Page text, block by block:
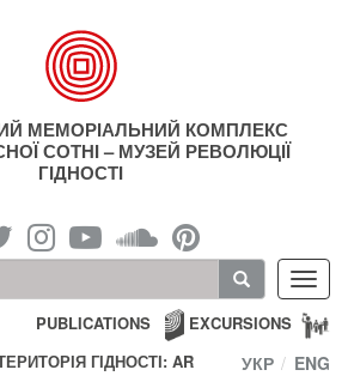
МЕМОРІАЛЬНИЙ КОМПЛЕКС
СОТНІ – МУЗЕЙ РЕВОЛЮЦІЇ
ГІДНОСТІ
EXCURSIONS
PUBLICATIONS
ГІДНОСТІ: AR
УКР ENG